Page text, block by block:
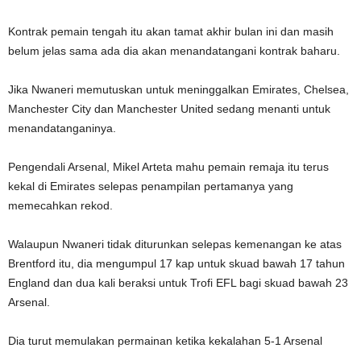
Kontrak pemain tengah itu akan tamat akhir bulan ini dan masih
belum jelas sama ada dia akan menandatangani kontrak baharu.
Jika Nwaneri memutuskan untuk meninggalkan Emirates, Chelsea,
Manchester City dan Manchester United sedang menanti untuk
menandatanganinya.
Pengendali Arsenal, Mikel Arteta mahu pemain remaja itu terus
kekal di Emirates selepas penampilan pertamanya yang
memecahkan rekod.
Walaupun Nwaneri tidak diturunkan selepas kemenangan ke atas
Brentford itu, dia mengumpul 17 kap untuk skuad bawah 17 tahun
England dan dua kali beraksi untuk Trofi EFL bagi skuad bawah 23
Arsenal.
Dia turut memulakan permainan ketika kekalahan 5-1 Arsenal